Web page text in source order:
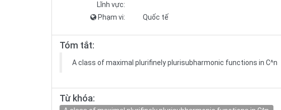
Lĩnh vực:
Phạm vi:
Quốc tế
Tóm tắt:
A class of maximal plurifinely plurisubharmonic functions in C^n
Từ khóa: